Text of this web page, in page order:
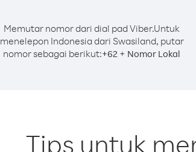
Memutar nomor dari dial pad Viber.Untuk
menelepon Indonesia dari Swasiland, putar
nomor sebagai berikut:+62 + Nomor Lokal
Tips untuk